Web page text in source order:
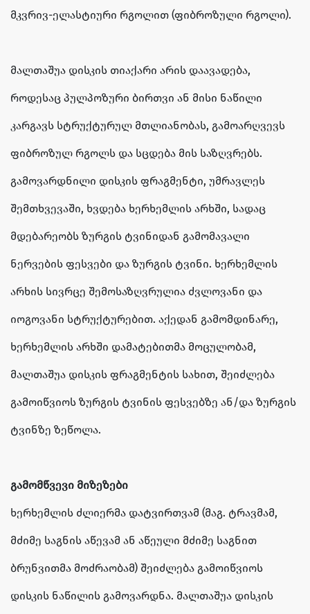
მკვრივ-ელასტიური რგოლით (ფიბროზული რგოლი).
მალთაშუა დისკის თიაქარი არის დაავადება,
როდესაც პულპოზური ბირთვი ან მისი ნაწილი
კარგავს სტრუქტურულ მთლიანობას, გამოარღვევს
ფიბროზულ რგოლს და სცდება მის საზღვრებს.
გამოვარდნილი დისკის ფრაგმენტი, უმრავლეს
შემთხვევაში, ხვდება ხერხემლის არხში, სადაც
მდებარეობს ზურგის ტვინიდან გამომავალი
ნერვების ფესვები და ზურგის ტვინი. ხერხემლის
არხის სივრცე შემოსაზღვრულია ძვლოვანი და
იოგოვანი სტრუქტურებით. აქედან გამომდინარე,
ხერხემლის არხში დამატებითმა მოცულობამ,
მალთაშუა დისკის ფრაგმენტის სახით, შეიძლება
გამოიწვიოს ზურგის ტვინის ფესვებზე ან/და ზურგის
ტვინზე ზეწოლა.
გამომწვევი მიზეზები
ხერხემლის ძლიერმა დატვირთვამ (მაგ. ტრავმამ,
მძიმე საგნის აწევამ ან აწეული მძიმე საგნით
ბრუნვითმა მოძრაობამ) შეიძლება გამოიწვიოს
დისკის ნაწილის გამოვარდნა. მალთაშუა დისკის